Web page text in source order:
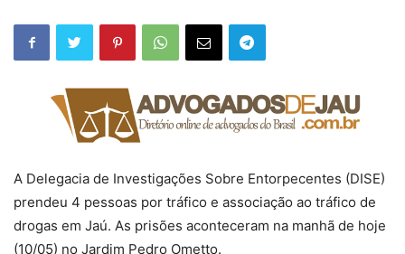
A Delegacia de Investigações Sobre Entorpecentes (DISE)
prendeu 4 pessoas por tráfico e associação ao tráfico de
drogas em Jaú. As prisões aconteceram na manhã de hoje
(10/05) no Jardim Pedro Ometto.